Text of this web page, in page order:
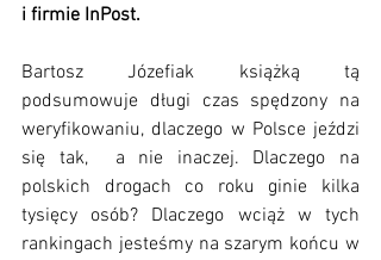
i firmie InPost.
Bartosz Józefiak książką tą
podsumowuje długi czas spędzony na
weryfikowaniu, dlaczego w Polsce jeździ
się tak,  a nie inaczej. Dlaczego na
polskich drogach co roku ginie kilka
tysięcy osób? Dlaczego wciąż w tych
rankingach jesteśmy na szarym końcu w